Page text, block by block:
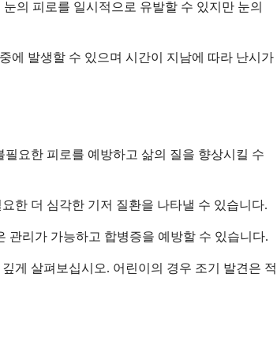
의 피로를 일시적으로 유발할 수 있지만 눈의
에 발생할 수 있으며 시간이 지남에 따라 난시가
요한 피로를 예방하고 삶의 질을 향상시킬 수
한 더 심각한 기저 질환을 나타낼 수 있습니다.
관리가 가능하고 합병증을 예방할 수 있습니다.
게 살펴보십시오. 어린이의 경우 조기 발견은 적